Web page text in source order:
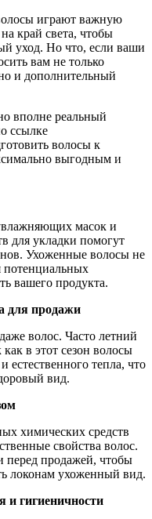
играют важную
край света, чтобы
уход. Но что, если ваши
вам не только
и дополнительный
вполне реальный
ссылке
волосы к
выгодным и
масок и
для укладки помогут
Ухоженные волосы не
потенциальных
вашего продукта.
для продажи
волос. Часто летний
в этот сезон волосы
естественного тепла, что
вид.
химических средств
свойства волос.
перед продажей, чтобы
локонам ухоженный вид.
и гигиеничности